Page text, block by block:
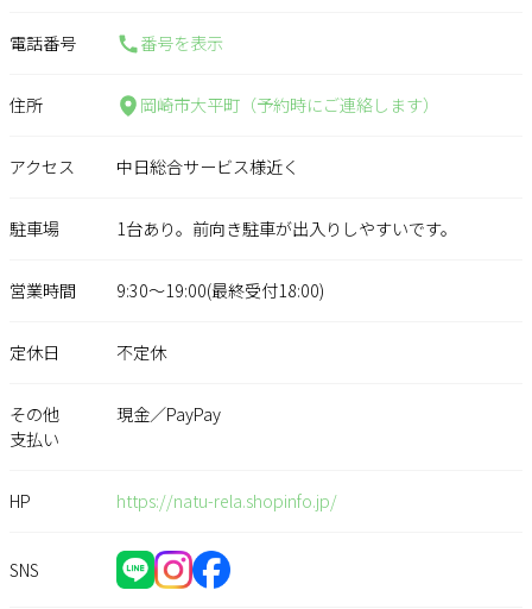
電話番号 番号を表示
住所 岡崎市大平町（予約時にご連絡します）
アクセス 中日総合サービス様近く
駐車場 1台あり。前向き駐車が出入りしやすいです。
営業時間 9:30～19:00(最終受付18:00)
定休日 不定休
その他
支払い
現金／PayPay
HP https://natu-rela.shopinfo.jp/
SNS